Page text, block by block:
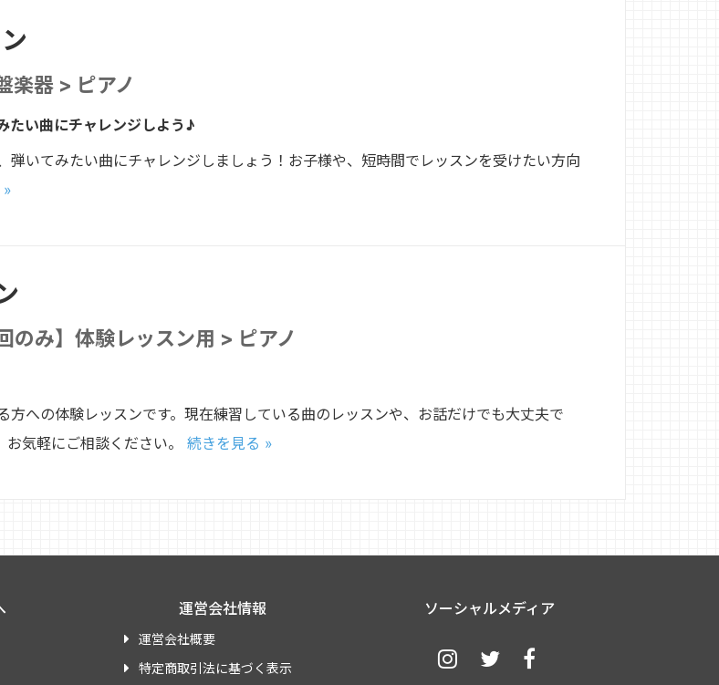
楽器 > ピアノ
たい曲にチャレンジしよう♪
弾いてみたい曲にチャレンジしましょう！お子様や、短時間でレッスンを受けたい方向
回のみ】体験レッスン用 > ピアノ
方への体験レッスンです。現在練習している曲のレッスンや、お話だけでも大丈夫で
気軽にご相談ください。 続きを見る »
運営会社情報
運営会社概要
特定商取引法に基づく表示
ソーシャルメディア